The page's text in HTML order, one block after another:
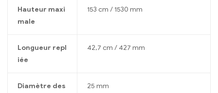
Hauteur maxi
male
153 cm / 1530 mm
Longueur repl
iée
42,7 cm / 427 mm
Diamètre des
25 mm